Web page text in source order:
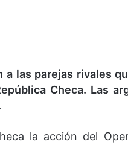
a las parejas rivales
Checa. Las
la acción del